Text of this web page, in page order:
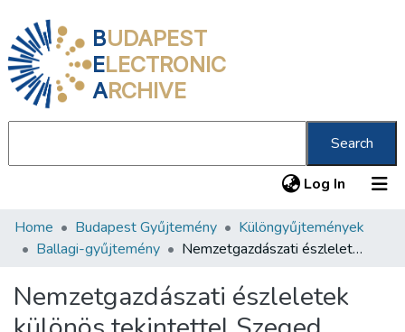
BUDAPEST
ELECTRONIC
ARCHIVE
Search
Log In (current)
Communities & Collections
Statistics
Home Budapest Gyűjtemény
Különgyűjtemények
Ballagi-gyűjtemény
Nemzetgazdászati észleletek különös tekintettel Szeged jövőjére /
Nemzetgazdászati észleletek